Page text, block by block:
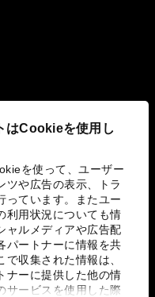
はCookieを使用し
を使って、ユーザー
ツや広告の表示、トラ
っています。またユー
利用状況についても情
ャルメディアや広告配
パートナーに情報を共
収集された情報は、
ナーに提供した他の情
サービスを使用した際